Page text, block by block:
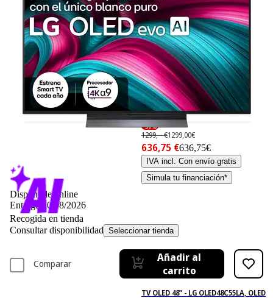
-50%
1299,– €1299,00€
636,75 €636,75€
IVA incl. Con envío gratis
Simula tu financiación*
Disponible online
Entrega 10/08/2026
Recogida en tienda
Consultar disponibilidad Seleccionar tienda
Comparar
Añadir al
carrito
TV OLED 48" - LG OLED48C55LA, OLED